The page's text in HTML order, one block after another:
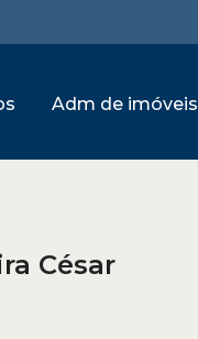
Adm de imóveis
César